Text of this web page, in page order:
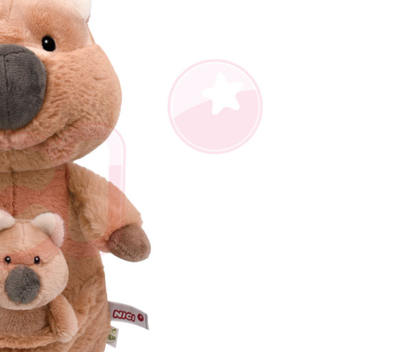
三、利用規約「AFTEE代金後払い」（以下当サービスという）はネット
プロテクションズ（以下 AFTEE という）が提供し、AFTEEが代金を徴収
します。当サービスご利用の際に提供しなければならない個人情報（注
文者の氏名、電話番号、受取人の氏名、電話番号、受取人住所を含むが
これに限らない）は、AFTEEに渡され当サービスで必要な範囲内で利用
されます。AFTEEの個人情報の収集、処理、利用について、詳細は
AFTEE公式ホームページの『個人情報の収集、処理及び利用に関する声
明』をご参照ください（
https://aftee.tw/privacypolicy/
AFTEEの初回ご利用の際に、審査を通過すれば、最高額がNT$10,000に
なります。支払い期限を過ぎた場合、その金額に基づいて年利20%の遅
延滞納金が加算されます。未成年の利用者は、事前に法定代理人または
後見人の同意を得ればAFTEEをご利用いただけます。
個人情報の処理、利用について疑問がある、または関連する法律の権利
を行使したい場合は、ネットプロテクションズ
cs_tw@netprotections.co.jp
を、必要な購入注文書とあわせてAFTEEにご提供いただく、または
AFTEEにあなたの個人情報の収集、処理、利用を許可することににご同
意いただけない場合は、当サービスを選択しないでください。